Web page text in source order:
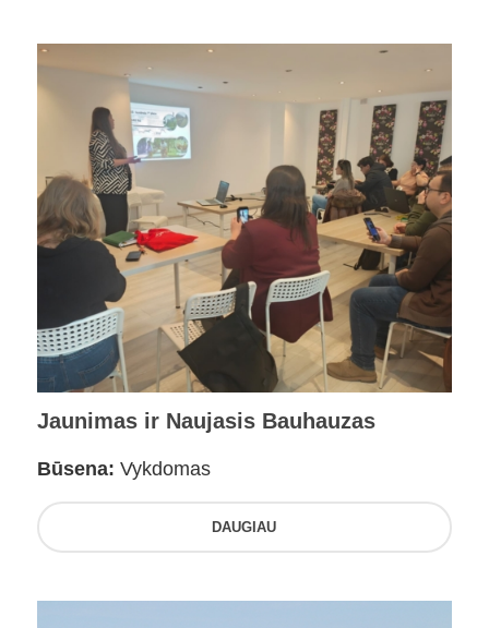
Jaunimas ir Naujasis Bauhauzas
Būsena: Vykdomas
DAUGIAU